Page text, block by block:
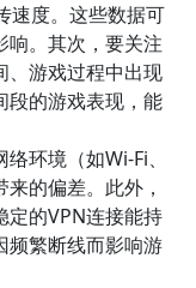
速度。这些数据可
响。其次，要关注
、游戏过程中出现
段的游戏表现，能
环境（如Wi-Fi、
的偏差。此外，
定的VPN连接能持
频繁断线而影响游